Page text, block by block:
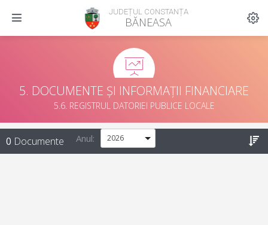
JUDEȚUL CONSTANȚA
BĂNEASA
5. DOCUMENTE ȘI INFORMAȚII FINANCIARE
5.6. REGISTRUL DATORIEI PUBLICE LOCALE
0 Documente Anul: